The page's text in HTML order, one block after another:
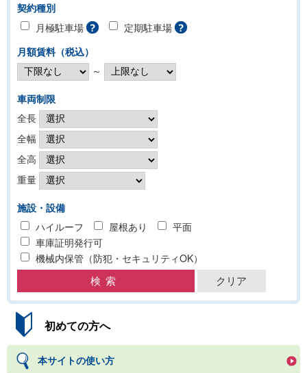
契約種別
月極駐車場
定期駐車場
月額賃料（税込）
～
車両制限
全長
全幅
全高
重量
施設・設備
ハイルーフ
屋根あり
平面
車庫証明発行可
機械内保管（防犯・セキュリティOK）
初めての方へ
本サイトの使い方